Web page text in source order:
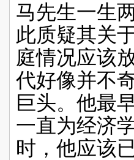
马先生一生
此质疑其关
庭情况应该
代好像并不
巨头。他最
一直为经济
时，他应该